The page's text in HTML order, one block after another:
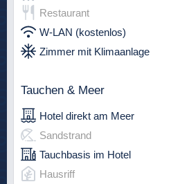
Restaurant
W-LAN (kostenlos)
Zimmer mit Klimaanlage
Tauchen & Meer
Hotel direkt am Meer
Sandstrand
Tauchbasis im Hotel
Hausriff